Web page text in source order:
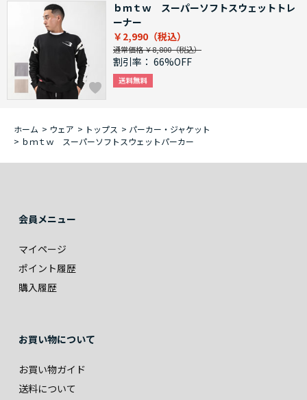
ｂｍｔｗ スーパーソフトスウェットトレ
ーナー
￥2,990
通常価格 ￥8,800
割引率： 66%OFF
ホーム > ウェア > トップス > パーカー・ジャケット
> ｂｍｔｗ スーパーソフトスウェットパーカー
会員メニュー
マイページ
ポイント履歴
購入履歴
お買い物について
お買い物ガイド
送料について